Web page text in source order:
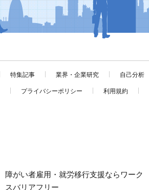
特集記事 業界・企業研究 自己分析
プライバシーポリシー 利用規約
障がい者雇用・就労移行支援ならワーク
スバリアフリー